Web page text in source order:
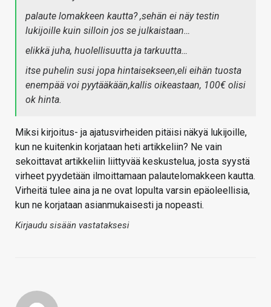
palaute lomakkeen kautta? ,sehän ei näy testin
lukijoille kuin silloin jos se julkaistaan…
elikkä juha, huolellisuutta ja tarkuutta…
itse puhelin susi jopa hintaisekseen,eli eihän tuosta
enempää voi pyytääkään,kallis oikeastaan, 100€ olisi
ok hinta.
Miksi kirjoitus- ja ajatusvirheiden pitäisi näkyä lukijoille,
kun ne kuitenkin korjataan heti artikkeliin? Ne vain
sekoittavat artikkeliin liittyvää keskustelua, josta syystä
virheet pyydetään ilmoittamaan palautelomakkeen kautta.
Virheitä tulee aina ja ne ovat lopulta varsin epäoleellisia,
kun ne korjataan asianmukaisesti ja nopeasti.
Kirjaudu sisään vastataksesi